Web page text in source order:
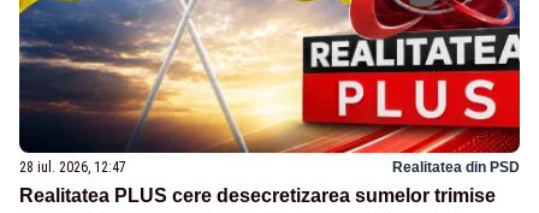
28 iul. 2026, 12:47 Realitatea din PSD
Realitatea PLUS cere desecretizarea sumelor trimise